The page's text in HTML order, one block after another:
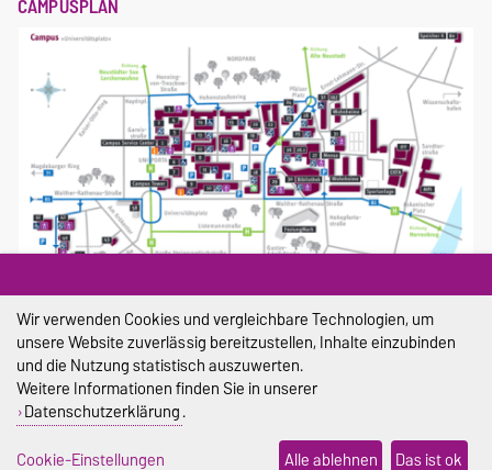
CAMPUSPLAN
Campusplan
DIESE SEITE
Wir verwenden Cookies und vergleichbare Technologien, um
unsere Website zuverlässig bereitzustellen, Inhalte einzubinden
und die Nutzung statistisch auszuwerten.
Weitere Informationen finden Sie in unserer
Datenschutzerklärung.
Cookie-Einstellungen
Alle ablehnen Das ist ok